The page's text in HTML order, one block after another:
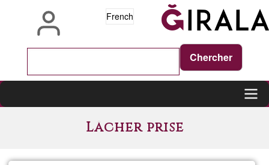
French
navigation
Lâcher prise